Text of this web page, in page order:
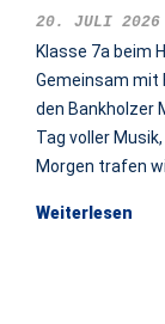
20. JULI 2026
Klasse 7a beim
Gemeinsam mit
den Bankholzer
Tag voller
Morgen trafen
Weiterlesen